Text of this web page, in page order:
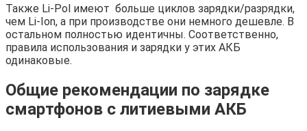
Также Li-Pol имеют больше циклов зарядки/разрядки,
чем Li-Ion, а при производстве они немного дешевле. В
остальном полностью идентичны. Соответственно,
правила использования и зарядки у этих АКБ
одинаковые.
Общие рекомендации по зарядке
смартфонов с литиевыми АКБ